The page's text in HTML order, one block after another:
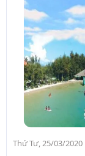
Thứ Tư, 25/03/2020